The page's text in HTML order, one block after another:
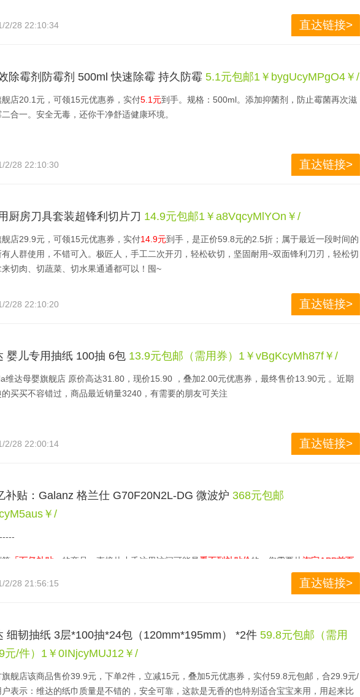
2/28 22:10:34 直达链接>
除霉剂防霉剂 500ml 快速除霉 持久防霉 5.1元包邮1￥bygUcyMPgO4￥/
店20.1元，可领15元优惠券，实付5.1元到手。规格：500ml。添加抑菌剂，防止霉菌再次滋
合一。安全无毒，还你干净舒适健康环境。
2/28 22:10:30 直达链接>
厨房刀具套装超锋利切片刀 14.9元包邮1￥a8VqcyMlYOn￥/
店29.9元，可领15元优惠券，实付14.9元到手，是正价59.8元的2.5折；属于最近一段时间的
人群使用，不错可入。极匠人，手工二次开刃，轻松砍切，坚固耐用~双面锋利刀刃，轻松切
来切肉、切蔬菜、切水果通通都可以！囤~
2/28 22:10:20 直达链接>
婴儿专用抽纸 100抽 6包 13.9元包邮（需用券）1￥vBgKcyMh87f￥/
维达母婴旗舰店 原价高达31.80，现价15.90 ，叠加2.00元优惠券，最终售价13.90元 。近期
买买不容错过，商品最近销量3240，有需要的朋友可关注
2/28 22:00:14 直达链接>
补贴：Galanz 格兰仕 G70F20N2L-DG 微波炉 368元包邮
￥/
算 「百亿补贴」 的商品，直接从小丢这里访问可能是 看不到补贴价 的。您需要从 淘宝APP首页-
2/28 21:56:15 直达链接>
细韧抽纸 3层*100抽*24包（120mm*195mm） *2件 59.8元包邮（需用
元/件）1￥0INjcyMUJ12￥/
舰店该商品售价39.9元，下单2件，立减15元，叠加5元优惠券，实付59.8元包邮，合29.9元/
表示：维达的纸巾质量是不错的，安全可靠，这款是无香的也特别适合宝宝来用，用起来比